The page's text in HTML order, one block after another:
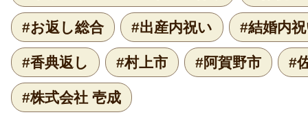
#お返し総合 #出産内祝い #結婚内
#香典返し #村上市 #阿賀野市 #
#株式会社 壱成